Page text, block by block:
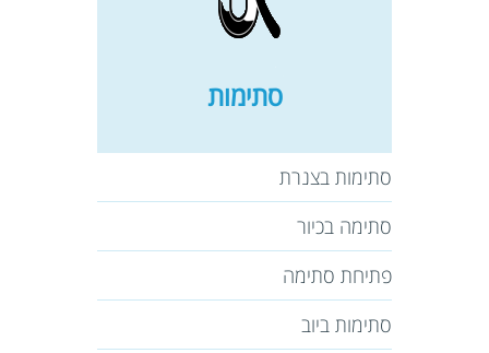
סתימות
סתימות בצנרת
סתימה בכיור
פתיחת סתימה
סתימות ביוב